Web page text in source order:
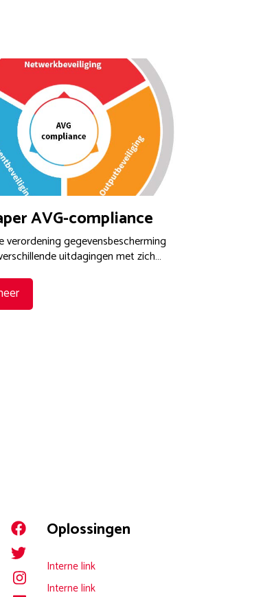
AVG-compliance
verordening gegevensbescherming
uitdagingen met zich…
Oplossingen
Interne link
Interne link